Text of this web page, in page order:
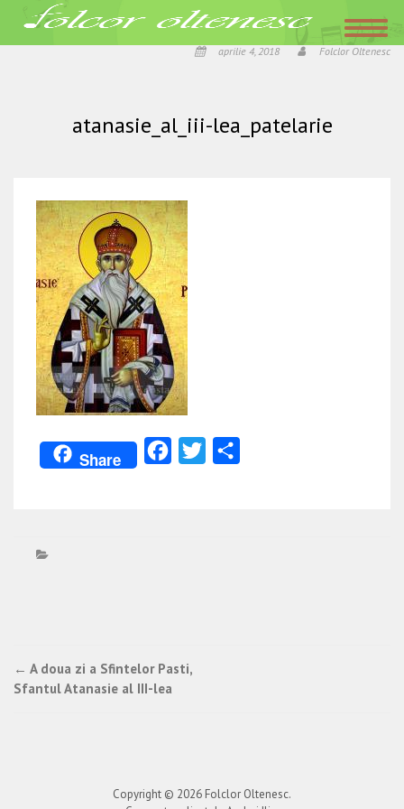
Acasa»A doua zi a Sfintelor Pasti, Sfantul Atanasie al III-lea»atanasie_al_iii-
aprilie 4, 2018 Folclor Oltenesc
atanasie_al_iii-lea_patelarie
Share FacebookTwitter
Post
navigation
← A doua zi a Sfintelor Pasti,
Sfantul Atanasie al III-lea
Copyright © 2026 Folclor Oltenesc.